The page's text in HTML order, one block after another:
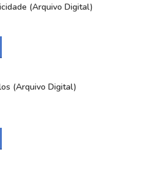
(Arquivo Digital)
(Arquivo Digital)